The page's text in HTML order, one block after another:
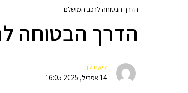
הדרך הבטוחה לרכב המושלם
הדרך הבטוחה
ליאת לוי
14 אפריל, 2025 16:05